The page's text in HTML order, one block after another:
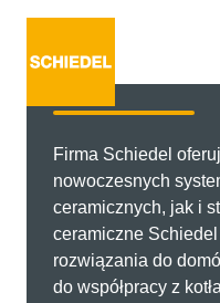
Kominy
Firma Schiedel
nowoczesnych
ceramicznych, jak i
ceramiczne
rozwiązania do
do współpracy z